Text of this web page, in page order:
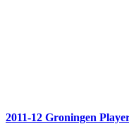
2011-12 Groningen